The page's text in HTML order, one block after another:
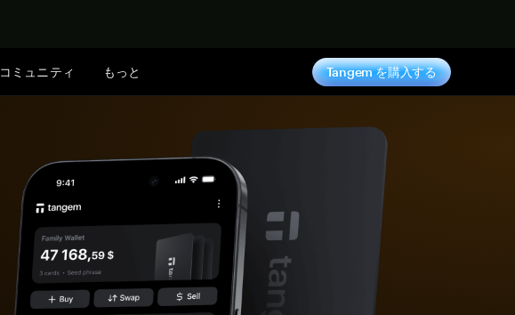
コミュニティ もっと Tangem を購入する